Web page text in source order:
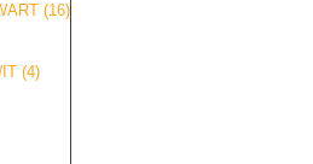
(16)
(4)